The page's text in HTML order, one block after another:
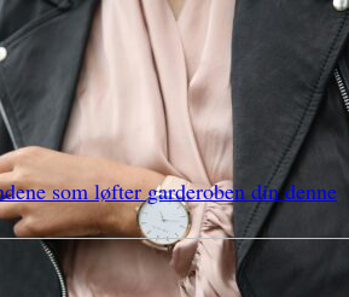
som løfter garderoben din denne